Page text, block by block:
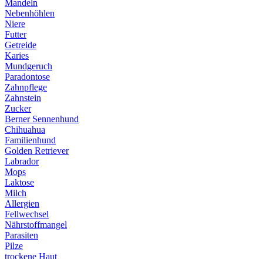
Mandeln
Nebenhöhlen
Niere
Futter
Getreide
Karies
Mundgeruch
Paradontose
Zahnpflege
Zahnstein
Zucker
Berner Sennenhund
Chihuahua
Familienhund
Golden Retriever
Labrador
Mops
Laktose
Milch
Allergien
Fellwechsel
Nährstoffmangel
Parasiten
Pilze
trockene Haut